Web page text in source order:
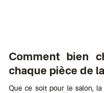
Comment bien
chaque pièce de
Que ce soit pour le salon,